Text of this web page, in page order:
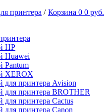
Корзина 0 0 руб.
принтера /
HP
Huawei
Pantum
XEROX
для принтера Avision
для принтера BROTHER
для принтера Cactus
для принтера Canon